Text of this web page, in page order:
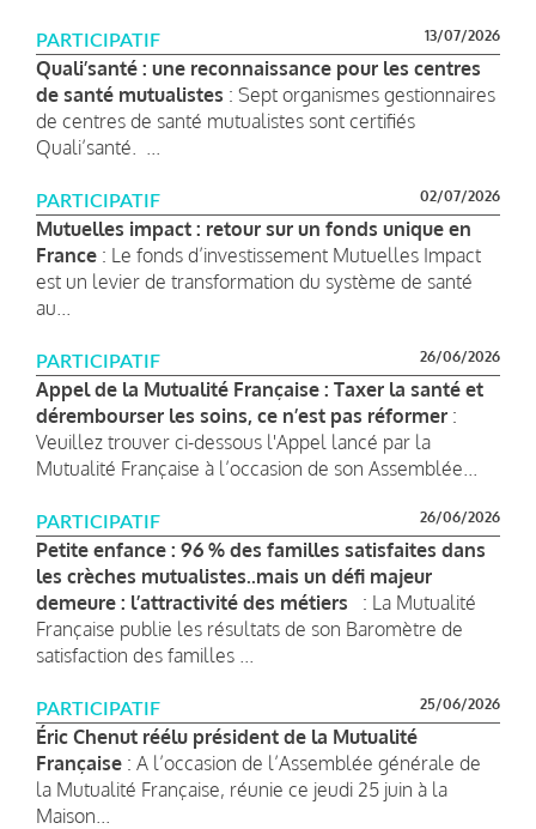
PARTICIPATIF 13/07/2026
Quali’santé : une reconnaissance pour les centres
de santé mutualistes : Sept organismes gestionnaires
de centres de santé mutualistes sont certifiés
Quali’santé. ...
PARTICIPATIF 02/07/2026
Mutuelles impact : retour sur un fonds unique en
France : Le fonds d’investissement Mutuelles Impact
est un levier de transformation du système de santé
au...
PARTICIPATIF 26/06/2026
Appel de la Mutualité Française : Taxer la santé et
dérembourser les soins, ce n’est pas réformer :
Veuillez trouver ci-dessous l'Appel lancé par la
Mutualité Française à l’occasion de son Assemblée...
PARTICIPATIF 26/06/2026
Petite enfance : 96 % des familles satisfaites dans
les crèches mutualistes..mais un défi majeur
demeure : l’attractivité des métiers
: La Mutualité
Française publie les résultats de son Baromètre de
satisfaction des familles ...
PARTICIPATIF 25/06/2026
Éric Chenut réélu président de la Mutualité
Française : A l’occasion de l’Assemblée générale de
la Mutualité Française, réunie ce jeudi 25 juin à la
Maison...